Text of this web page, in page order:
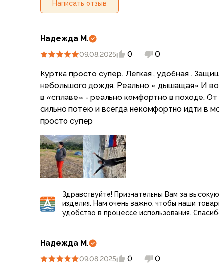
Мембранные носки
Ремни брючные
Уход за одеждой
Снаряжение
Палатки и тенты
1-местные
2-местные
3-местные
Более 5 мест
Аксессуары
Гамаки
Спальные мешки
Пуховые спальники
С синтетическим утеплителем
Двухместные спальники
Вкладыши
Коврики
Надувные
Написать отзыв
Надежда М.
09.08.2025 0 0
Куртка просто супер. Легкая , удобная .
небольшого дождя. Реально « дышащая» И
в «сплаве» - реально комфортно в походе. От
сильно потею и всегда некомфортно идти в
просто супер
Здравствуйте! Признательны Вам за
изделия. Нам очень важно, чтобы наши
удобство в процессе использования.
Надежда М.
09.08.2025 0 0